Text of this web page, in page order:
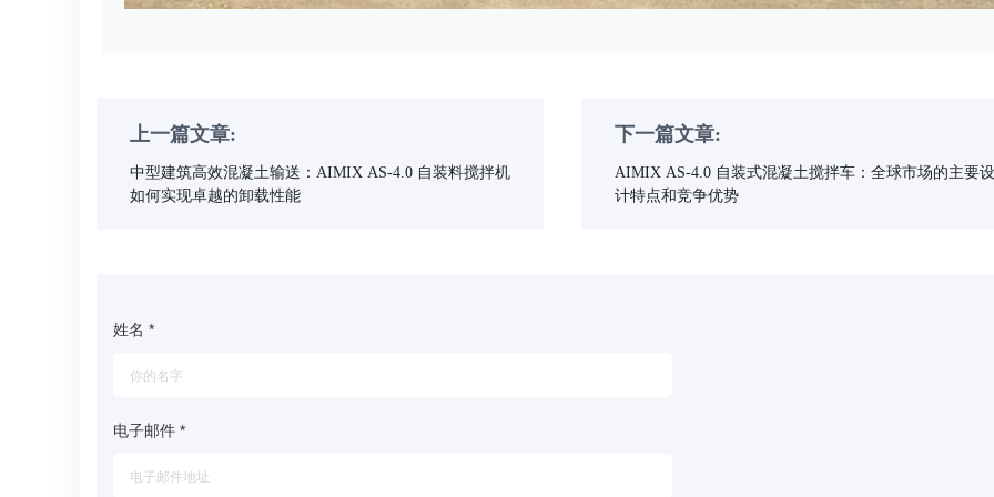
上一篇文章:
中型建筑高效混凝土输送：AIMIX AS-4.0 自装料搅拌机
如何实现卓越的卸载性能
下一篇文章:
AIMIX AS-4.0 自装式混凝土搅拌车：全球市场的主要设
计特点和竞争优势
姓名 *
电子邮件 *